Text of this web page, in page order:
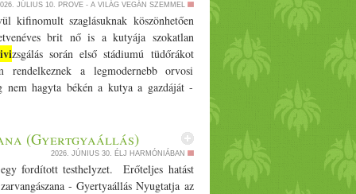
JÚLIUS 10. PROVE - A VILÁG VEGÁN SZEMMEL
kifinomult szaglásuknak köszönhetően
brit nő is a kutyája szokatlan
zsgálás során első stádiumú tüdőrákot
a legmodernebb orvosi
hagyta békén a kutya a gazdáját -
(Gyertgyaállás)
2026. JÚNIUS 30. ÉLJ HARMÓNIÁBAN
fordított testhelyzet. Erőteljes hatást
- Gyertyaállás Nyugtatja az